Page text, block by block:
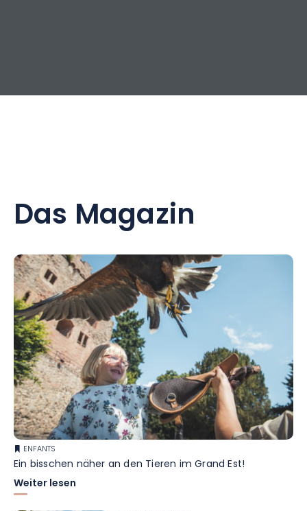
Das Magazin
ENFANTS
Ein bisschen näher an den Tieren im Grand Est!
Weiter lesen